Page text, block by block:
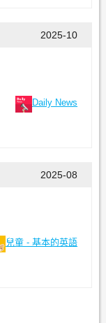
2025-10
Daily News
2025-08
兒童 - 基本的英語